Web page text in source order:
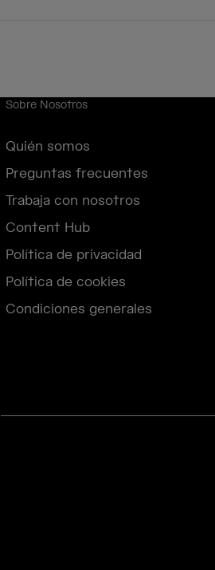
Sobre Nosotros
Quién somos
Preguntas frecuentes
Trabaja con nosotros
Content Hub
Política de privacidad
Política de cookies
Condiciones generales